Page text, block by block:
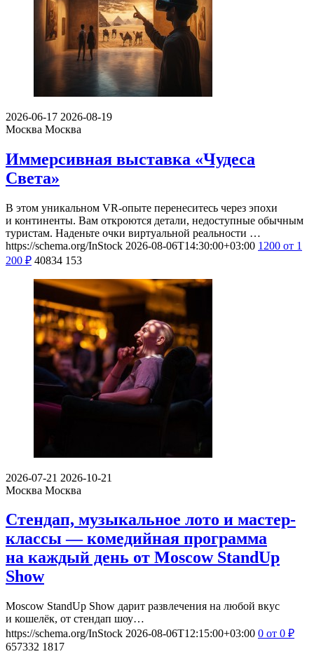
2026-06-17 2026-08-19
Москва Москва
Иммерсивная выставка «Чудеса
Света»
В этом уникальном VR-опыте перенеситесь через эпохи
и континенты. Вам откроются детали, недоступные обычным
туристам. Наденьте очки виртуальной реальности …
https://schema.org/InStock 2026-08-06T14:30:00+03:00 1200 от 1
200 ₽ 40834 153
2026-07-21 2026-10-21
Москва Москва
Стендап, музыкальное лото и мастер-
классы — комедийная программа
на каждый день от Moscow StandUp
Show
Moscow StandUp Show дарит развлечения на любой вкус
и кошелёк, от стендап шоу…
https://schema.org/InStock 2026-08-06T12:15:00+03:00 0 от 0 ₽
657332 1817